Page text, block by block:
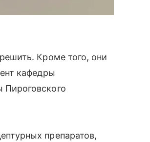
Кроме того, они
кафедры
Пироговского
препаратов,